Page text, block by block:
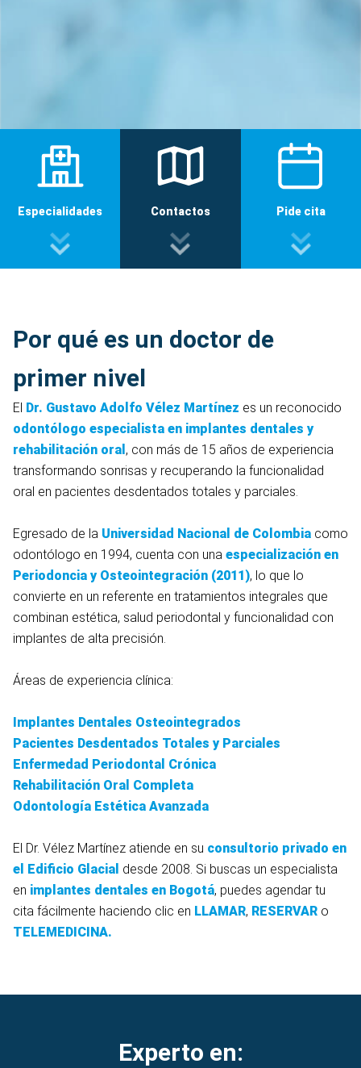
Especialidades Contactos Pide cita
Por qué es un doctor de
primer nivel
El Dr. Gustavo Adolfo Vélez Martínez es un reconocido
odontólogo especialista en implantes dentales y
rehabilitación oral , con más de 15 años de experiencia
transformando sonrisas y recuperando la funcionalidad
oral en pacientes desdentados totales y parciales.
Egresado de la Universidad Nacional de Colombia como
odontólogo en 1994, cuenta con una especialización en
Periodoncia y Osteointegración (2011), lo que lo
convierte en un referente en tratamientos integrales que
combinan estética, salud periodontal y funcionalidad con
implantes de alta precisión.
Áreas de experiencia clínica:
Implantes Dentales Osteointegrados
Pacientes Desdentados Totales y Parciales
Enfermedad Periodontal Crónica
Rehabilitación Oral Completa
Odontología Estética Avanzada
El Dr. Vélez Martínez atiende en su consultorio privado en
el Edificio Glacial desde 2008. Si buscas un especialista
en implantes dentales en Bogotá, puedes agendar tu
cita fácilmente haciendo clic en LLAMAR, RESERVAR o
TELEMEDICINA.
Experto en: